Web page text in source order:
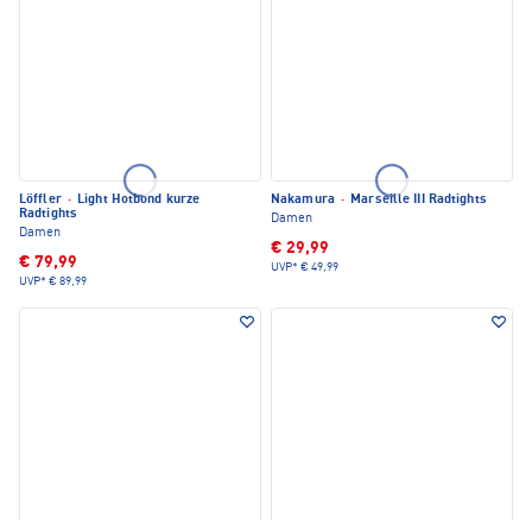
Löffler · Light Hotbond kurze
Radtights
Damen
€ 79,99
UVP* € 89,99
Nakamura · Marseille III Radtights
Damen
€ 29,99
UVP* € 49,99